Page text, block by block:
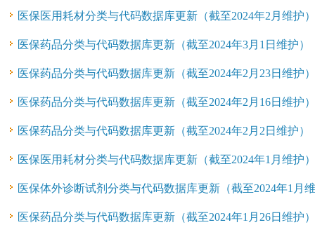
医保医用耗材分类与代码数据库更新（截至2024年2月维护）
医保药品分类与代码数据库更新（截至2024年3月1日维护）
医保药品分类与代码数据库更新（截至2024年2月23日维护）
医保药品分类与代码数据库更新（截至2024年2月16日维护）
医保药品分类与代码数据库更新（截至2024年2月2日维护）
医保医用耗材分类与代码数据库更新（截至2024年1月维护）
医保体外诊断试剂分类与代码数据库更新（截至2024年1月
医保药品分类与代码数据库更新（截至2024年1月26日维护）